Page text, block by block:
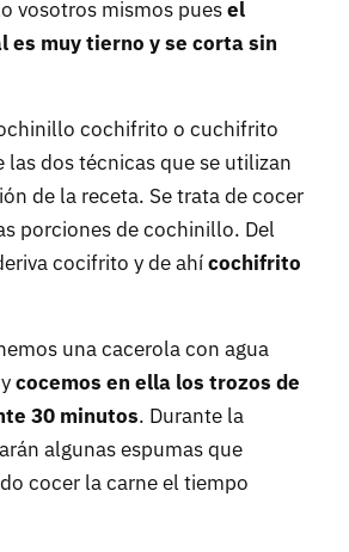
vosotros mismos puesel
es muy tierno y se corta sin
cochifrito o cuchifrito
las dos técnicas que se utilizan
de la receta. Se trata de cocer
porciones de cochinillo. Del
cocifrito y de ahícochifrito
una cacerola con agua
cocemos en ella los trozos de
30 minutos. Durante la
algunas espumas que
cocer la carne el tiempo